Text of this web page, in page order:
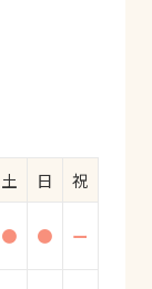
土 日
祝
● ● ー